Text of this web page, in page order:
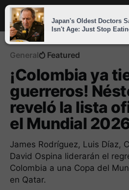
General Featured
¡Colombia ya
guerreros!
reveló la lista
el Mundial
James Rodríguez, Luis Díaz,
David Ospina liderarán el
Colombia a una Copa del
en Qatar.